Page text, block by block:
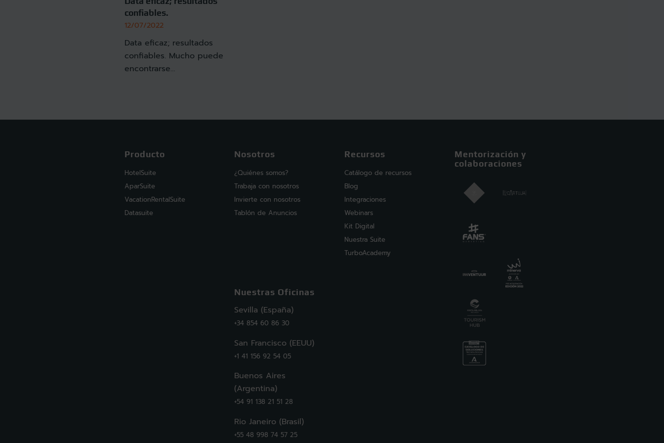
confiables.
12/07/2022
Data eficaz; resultados
confiables. Mucho puede
encontrarse…
Producto
HotelSuite
AparSuite
VacationRentalSuite
Datasuite
Nosotros
¿Quiénes somos?
Trabaja con nosotros
Invierte con nosotros
Tablón de Anuncios
Nuestras Oficinas
Sevilla (España)
+34 854 60 86 30
San Francisco (EEUU)
+1 41 156 92 54 05
Buenos Aires
(Argentina)
+54 91 138 21 51 28
Rio Janeiro (Brasil)
+55 48 998 74 57 25
Recursos
Catálogo de recursos
Blog
Integraciones
Webinars
Kit Digital
Nuestra Suite
TurboAcademy
Mentorización y
colaboraciones